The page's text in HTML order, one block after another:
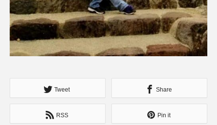
Tweet Share
RSS Pin it